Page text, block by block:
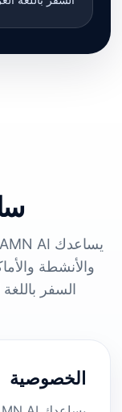
والأنشطة
السفر
الخصوصية